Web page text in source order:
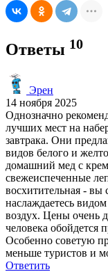
Ответы 10
Эрен
14 ноября 2025
Однозначно
лучших мест на
завтрака. Они
видов белого и
домашний мед с
свежеиспеченные
восхитительная - вы
наслаждаетесь
воздух. Цены очень
человека обойдется
Особенно советую
меньше туристов и
Ответить